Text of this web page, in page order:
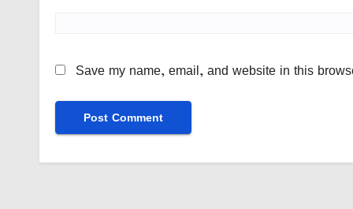
Save my name, email, and website in this